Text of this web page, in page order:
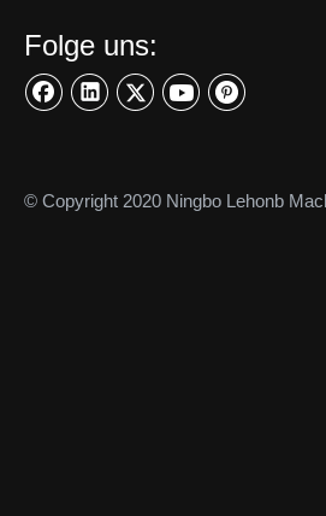
Folge uns:
© Copyright 2020 Ningbo Lehonb